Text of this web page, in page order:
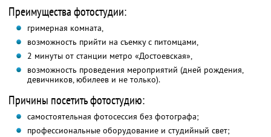
Преимущества фотостудии:
гримерная комната,
возможность прийти на съемку с питомцами,
2 минуты от станции метро «Достоевская»,
возможность проведения мероприятий (дней рождения,
девичников, юбилеев и не только).
Причины посетить фотостудию:
самостоятельная фотосессия без фотографа;
профессиональные оборудование и студийный свет;